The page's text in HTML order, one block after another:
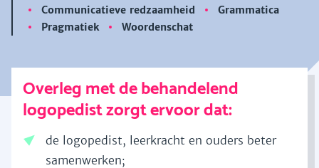
Communicatieve redzaamheid
Grammatica
Pragmatiek
Woordenschat
Overleg met de behandelend
logopedist zorgt ervoor dat:
de logopedist, leerkracht en ouders beter
samenwerken;